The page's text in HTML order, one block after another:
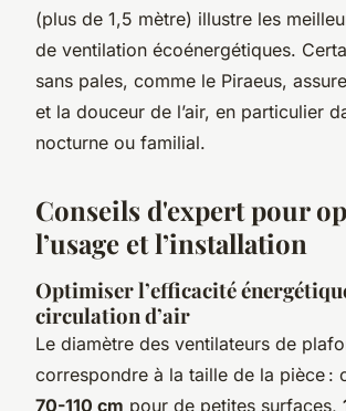
(plus de 1,5 mètre) illustre les
de ventilation écoénergétiques.
sans pales, comme le Piraeus,
et la douceur de l’air, en particulier
nocturne ou familial.
Conseils d'expert pour
l’usage et l’installation
Optimiser l’efficacité
circulation d’air
Le diamètre des ventilateurs de
correspondre à la taille de la pièce :
70-110 cm pour de petites surfaces,